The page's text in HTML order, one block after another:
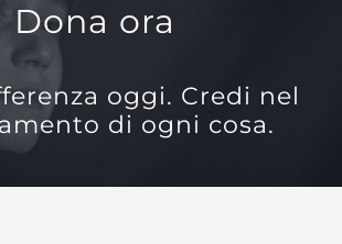
Progetti
Dicono di noi
Dona ora
oggi. Credi nel
di ogni cosa.